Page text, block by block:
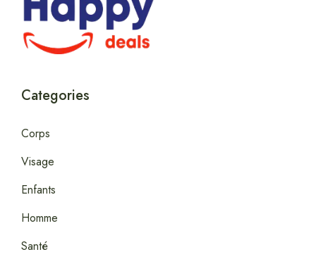
Categories
Corps
Visage
Enfants
Homme
Santé